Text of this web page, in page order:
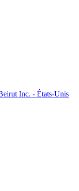
Inc. - États-Unis